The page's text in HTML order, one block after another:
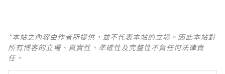
*本站之內容由作者所提供，並不代表本站的立場。因此本站對
所有博客的立場、真實性、準確性及完整性不負任何法律責
任。